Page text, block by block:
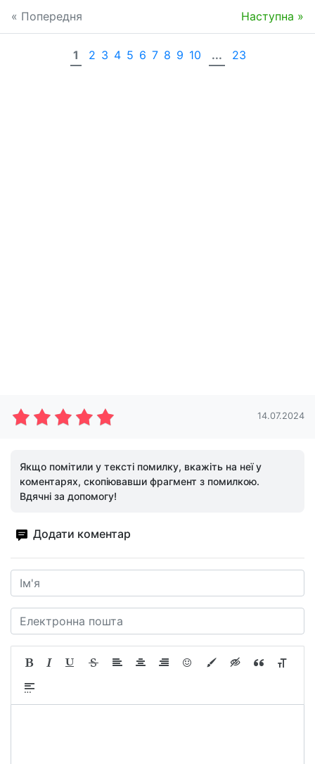
« Попередня Наступна »
1 2 3 4 5 6 7 8 9 10 ... 23
14.07.2024
Якщо помітили у тексті помилку, вкажіть на неї у
коментарях, скопіювавши фрагмент з помилкою.
Вдячні за допомогу!
Додати коментар